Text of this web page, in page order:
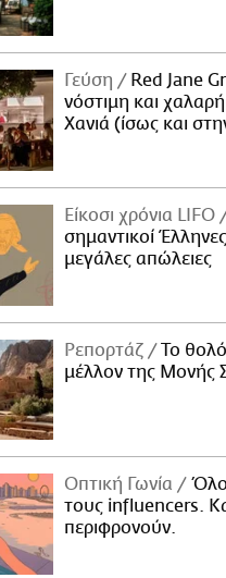
Γεύση
Red Jane
νόστιμη και
Χανιά (ίσως και
Είκοσι χρόνια LIFO
σημαντικοί
μεγάλες απώλειες
Ρεπορτάζ
Το
μέλλον της Μονής
Οπτική Γωνία
τους influencers.
περιφρονούν.